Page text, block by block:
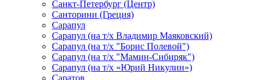
Санкт-Петербург (Центр)
Санторини (Греция)
Сарапул
Сарапул (на т/х Владимир Маяковский)
Сарапул (на т/х "Борис Полевой")
Сарапул (на т/х "Мамин-Сибиряк")
Сарапул (на т/х «Юрий Никулин»)
Саратов